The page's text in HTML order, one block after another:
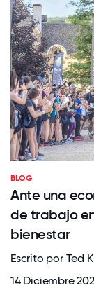
BLOG
Ante una
de trabajo
bienestar
Escrito por Ted
14 Diciembre